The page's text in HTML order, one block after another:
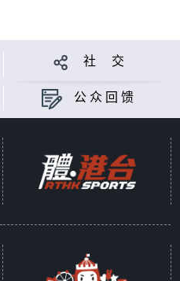
社 交
公众回馈